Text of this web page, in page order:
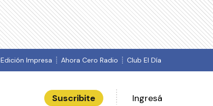
Edición Impresa Ahora Cero Radio Club El Día
Suscribite Ingresá